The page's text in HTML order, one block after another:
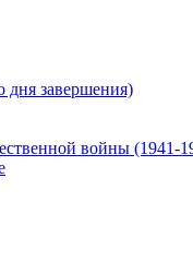
дня завершения)
войны (1941-